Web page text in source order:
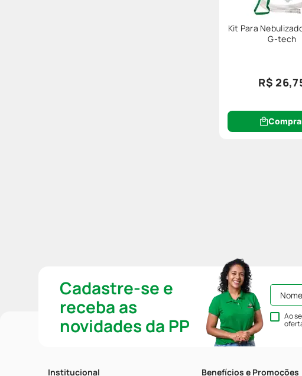
Kit Para
G-tech
R$
Cadastre-se e
receba as
novidades da PP
Ao
Institucional Benefícios e Promoções